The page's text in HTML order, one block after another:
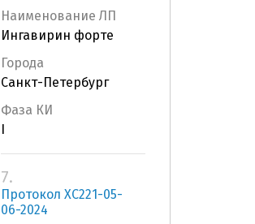
Наименование ЛП
Ингавирин форте
Города
Санкт-Петербург
Фаза КИ
7.
Протокол ХС221-05-
06-2024